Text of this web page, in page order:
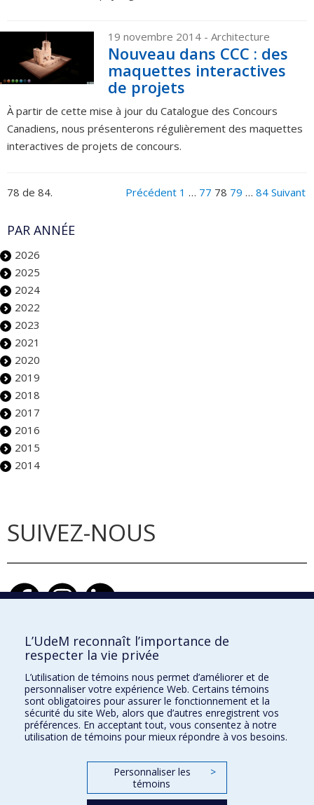
19 novembre 2014 - Architecture
Nouveau dans CCC : des
maquettes interactives
de projets
À partir de cette mise à jour du Catalogue des Concours
Canadiens, nous présenterons régulièrement des maquettes
interactives de projets de concours.
78 de 84. Précédent 1 … 77 78 79 … 84 Suivant
PAR ANNÉE
2026
2025
2024
2022
2023
2021
2020
2019
2018
2017
2016
2015
2014
SUIVEZ-NOUS
École d'architecture
École de design
École d'urbanisme et d'architecture de paysage
L’UdeM reconnaît l’importance de
respecter la vie privée
L’utilisation de témoins nous permet d’améliorer et de
personnaliser votre expérience Web. Certains témoins
sont obligatoires pour assurer le fonctionnement et la
sécurité du site Web, alors que d’autres enregistrent vos
préférences. En acceptant tout, vous consentez à notre
utilisation de témoins pour mieux répondre à vos besoins.
Personnaliser les
témoins
>